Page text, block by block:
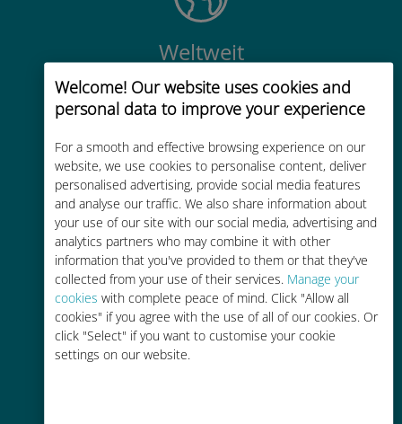
Welcome! Our website uses cookies and
personal data to improve your experience
For a smooth and effective browsing experience on our
website, we use cookies to personalise content, deliver
personalised advertising, provide social media features
and analyse our traffic. We also share information about
your use of our site with our social media, advertising and
analytics partners who may combine it with other
information that you've provided to them or that they've
collected from your use of their services. Manage your
cookies with complete peace of mind. Click "Allow all
cookies" if you agree with the use of all of our cookies. Or
click "Select" if you want to customise your cookie
settings on our website.
Weltweit
Weltweite hochwertige
Mobilfunkkonnektivität in über 200
Reiseziele
Kostengünstig
Bis zu 90 % günstiger als Roaming-
Gebühren bei Ihrem bisherigen
Anbieter